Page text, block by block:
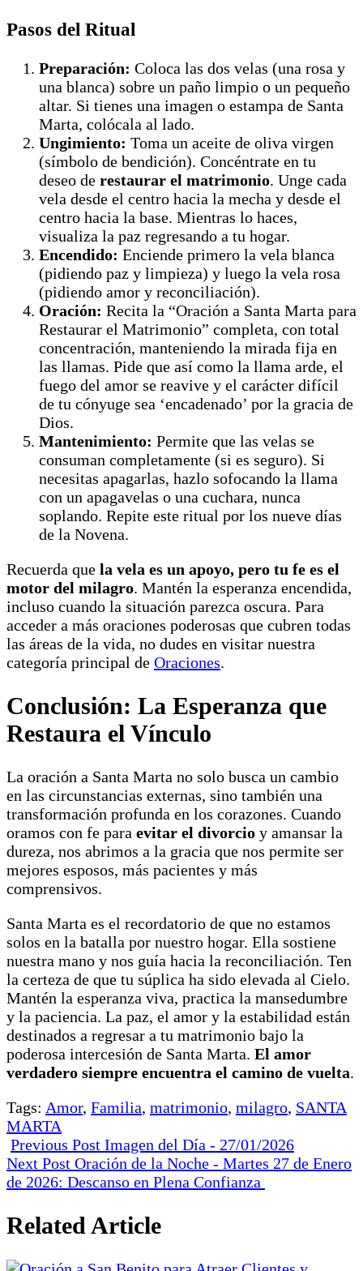
Pasos del Ritual
Preparación: Coloca las dos velas (una rosa y
una blanca) sobre un paño limpio o un pequeño
altar. Si tienes una imagen o estampa de Santa
Marta, colócala al lado.
Ungimiento: Toma un aceite de oliva virgen
(símbolo de bendición). Concéntrate en tu
deseo de restaurar el matrimonio. Unge cada
vela desde el centro hacia la mecha y desde el
centro hacia la base. Mientras lo haces,
visualiza la paz regresando a tu hogar.
Encendido: Enciende primero la vela blanca
(pidiendo paz y limpieza) y luego la vela rosa
(pidiendo amor y reconciliación).
Oración: Recita la “Oración a Santa Marta para
Restaurar el Matrimonio” completa, con total
concentración, manteniendo la mirada fija en
las llamas. Pide que así como la llama arde, el
fuego del amor se reavive y el carácter difícil
de tu cónyuge sea ‘encadenado’ por la gracia de
Dios.
Mantenimiento: Permite que las velas se
consuman completamente (si es seguro). Si
necesitas apagarlas, hazlo sofocando la llama
con un apagavelas o una cuchara, nunca
soplando. Repite este ritual por los nueve días
de la Novena.
Recuerda que la vela es un apoyo, pero tu fe es el
motor del milagro. Mantén la esperanza encendida,
incluso cuando la situación parezca oscura. Para
acceder a más oraciones poderosas que cubren todas
las áreas de la vida, no dudes en visitar nuestra
categoría principal de Oraciones.
Conclusión: La Esperanza que
Restaura el Vínculo
La oración a Santa Marta no solo busca un cambio
en las circunstancias externas, sino también una
transformación profunda en los corazones. Cuando
oramos con fe para evitar el divorcio y amansar la
dureza, nos abrimos a la gracia que nos permite ser
mejores esposos, más pacientes y más
comprensivos.
Santa Marta es el recordatorio de que no estamos
solos en la batalla por nuestro hogar. Ella sostiene
nuestra mano y nos guía hacia la reconciliación. Ten
la certeza de que tu súplica ha sido elevada al Cielo.
Mantén la esperanza viva, practica la mansedumbre
y la paciencia. La paz, el amor y la estabilidad están
destinados a regresar a tu matrimonio bajo la
poderosa intercesión de Santa Marta. El amor
verdadero siempre encuentra el camino de vuelta.
Tags: Amor, Familia, matrimonio, milagro, SANTA
MARTA
Previous Post Imagen del Día - 27/01/2026
Next Post Oración de la Noche - Martes 27 de Enero
de 2026: Descanso en Plena Confianza
Related Article